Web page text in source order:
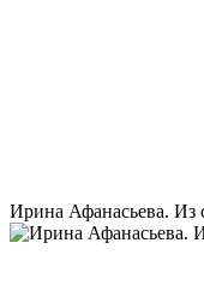
Ирина Афанасьева.